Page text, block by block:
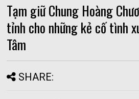
Tạm giữ Chung Hoàng
tỉnh cho những kẻ cố tình
Tâm
SHARE: